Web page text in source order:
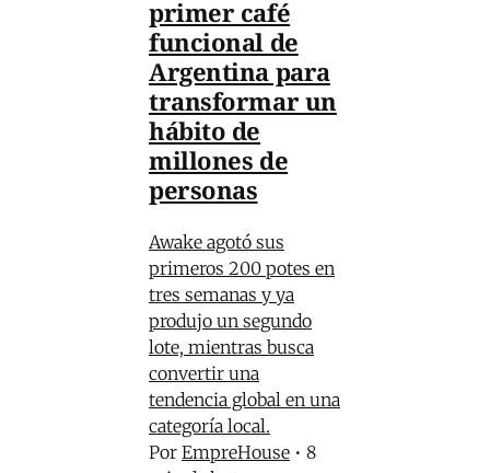
primer café
funcional de
Argentina para
transformar un
hábito de
millones de
personas
Awake agotó sus
primeros 200 potes en
tres semanas y ya
produjo un segundo
lote, mientras busca
convertir una
tendencia global en una
categoría local.
Por EmpreHouse • 8